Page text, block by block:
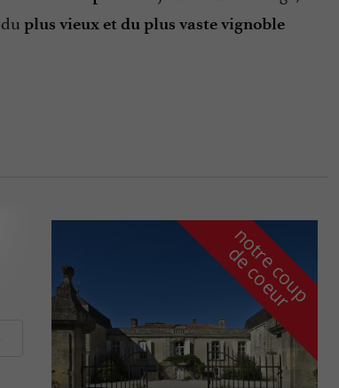
plus vieux et du plus vaste vignoble
pour une visite de
et les vignobles de la région
les idées oenotouristiques ne
n
o
t
r
e
c
o
u
p
d
e
c
o
e
u
r